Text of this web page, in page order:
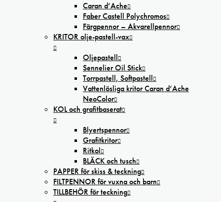
Caran d’Ache
Faber Castell Polychromos
Färgpennor – Akvarellpennor
KRITOR olje-pastell-vax
Oljepastell
Sennelier Oil Stick
Torrpastell, Softpastell
Vattenlösliga kritor Caran d’Ache
NeoColor
KOL och grafitbaserat
Blyertspennor
Grafitkritor
Ritkol
BLÄCK och tusch
PAPPER för skiss & teckning
FILTPENNOR för vuxna och barn
TILLBEHÖR för teckning